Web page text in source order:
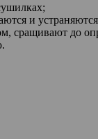
и устраняются
сращивают до